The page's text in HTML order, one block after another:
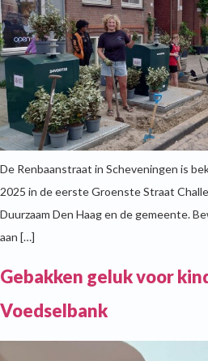
De Renbaanstraat in Scheveningen is
2025 in de eerste Groenste Straat
Duurzaam Den Haag en de gemeente.
aan […]
Gebakken geluk voor
Voedselbank